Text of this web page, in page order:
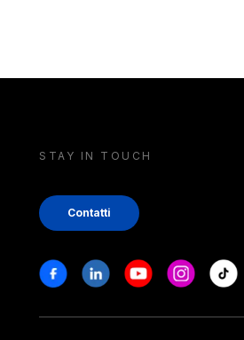
STAY IN TOUCH
Contatti
Stay in touch
FacebookLinkedinYoutubeInstagram
Tiktok